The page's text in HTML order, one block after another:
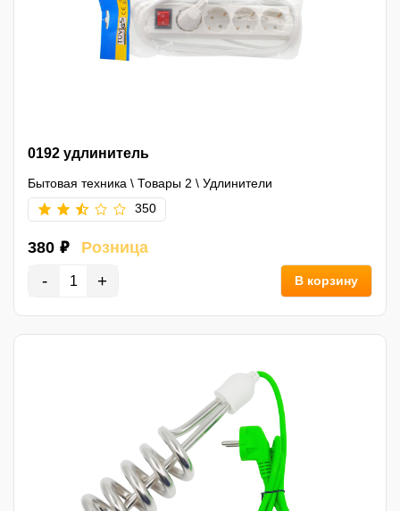
0192 удлинитель
Бытовая техника \ Товары 2 \ Удлинители
350
380 ₽ Розница
- + В корзину